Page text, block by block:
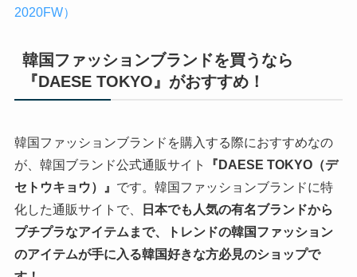
2020FW）
韓国ファッションブランドを買うなら
『DAESE TOKYO』がおすすめ！
韓国ファッションブランドを購入する際におすすめなの
が、韓国ブランド公式通販サイト
『DAESE TOKYO（デ
セトウキョウ）』 です。韓国ファッションブランドに特
化した通販サイトで、
日本でも人気の有名ブランドから
プチプラなアイテムまで、トレンドの韓国ファッション
のアイテムが手に入る韓国好きな方必見のショップで